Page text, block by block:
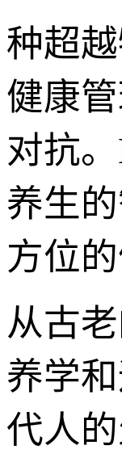
种超
健康
对抗
养生
方位
从古
养学
代人